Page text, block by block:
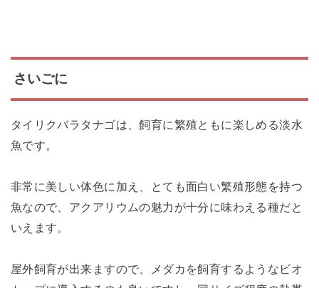
さいごに
タイリクバラタナゴは、飼育に繁殖ともに楽しめる淡水
魚です。
非常に美しい体色に加え、とても面白い繁殖形態を持つ
魚なので、アクアリウムの魅力が十分に味わえる種だと
いえます。
屋外飼育が出来ますので、メダカを飼育するようなビオ